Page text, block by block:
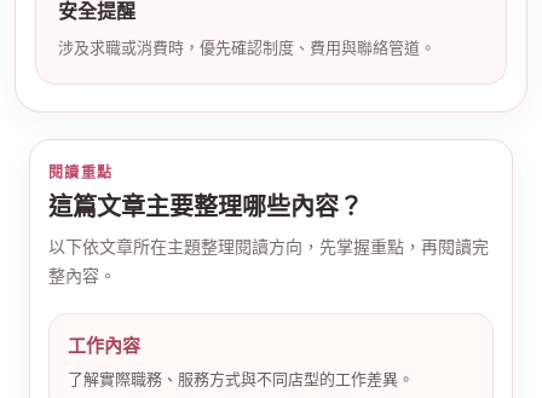
安全提醒
涉及求職或消費時，優先確認制度、費用與聯絡管道。
閱讀重點
這篇文章主要整理哪些內容？
以下依文章所在主題整理閱讀方向，先掌握重點，再閱讀完
整內容。
工作內容
了解實際職務、服務方式與不同店型的工作差異。